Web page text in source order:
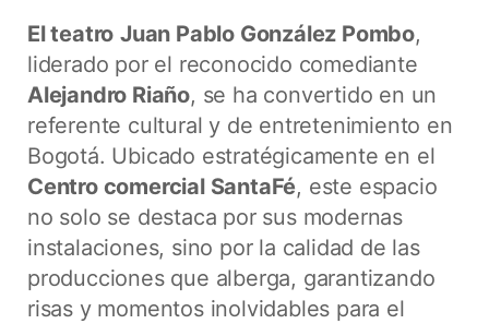
El teatro Juan Pablo González Pombo,
liderado por el reconocido comediante
Alejandro Riaño, se ha convertido en un
referente cultural y de entretenimiento en
Bogotá. Ubicado estratégicamente en el
Centro comercial SantaFé, este espacio
no solo se destaca por sus modernas
instalaciones, sino por la calidad de las
producciones que alberga, garantizando
risas y momentos inolvidables para el